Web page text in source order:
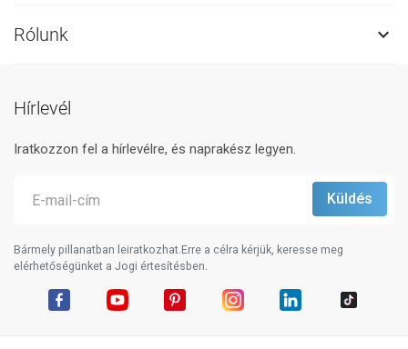
Rólunk 
Hírlevél
Iratkozzon fel a hírlevélre, és naprakész legyen.
Bármely pillanatban leiratkozhat.Erre a célra kérjük, keresse meg
elérhetőségünket a Jogi értesítésben.